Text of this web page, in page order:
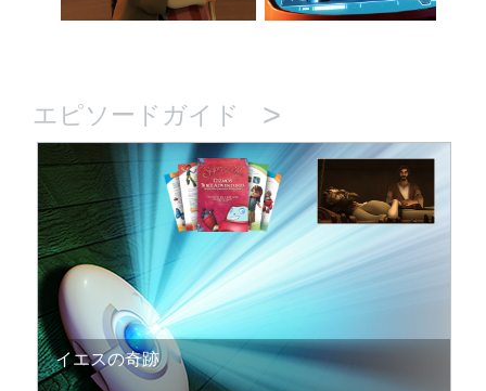
エピソードガイド >
イエスの奇跡